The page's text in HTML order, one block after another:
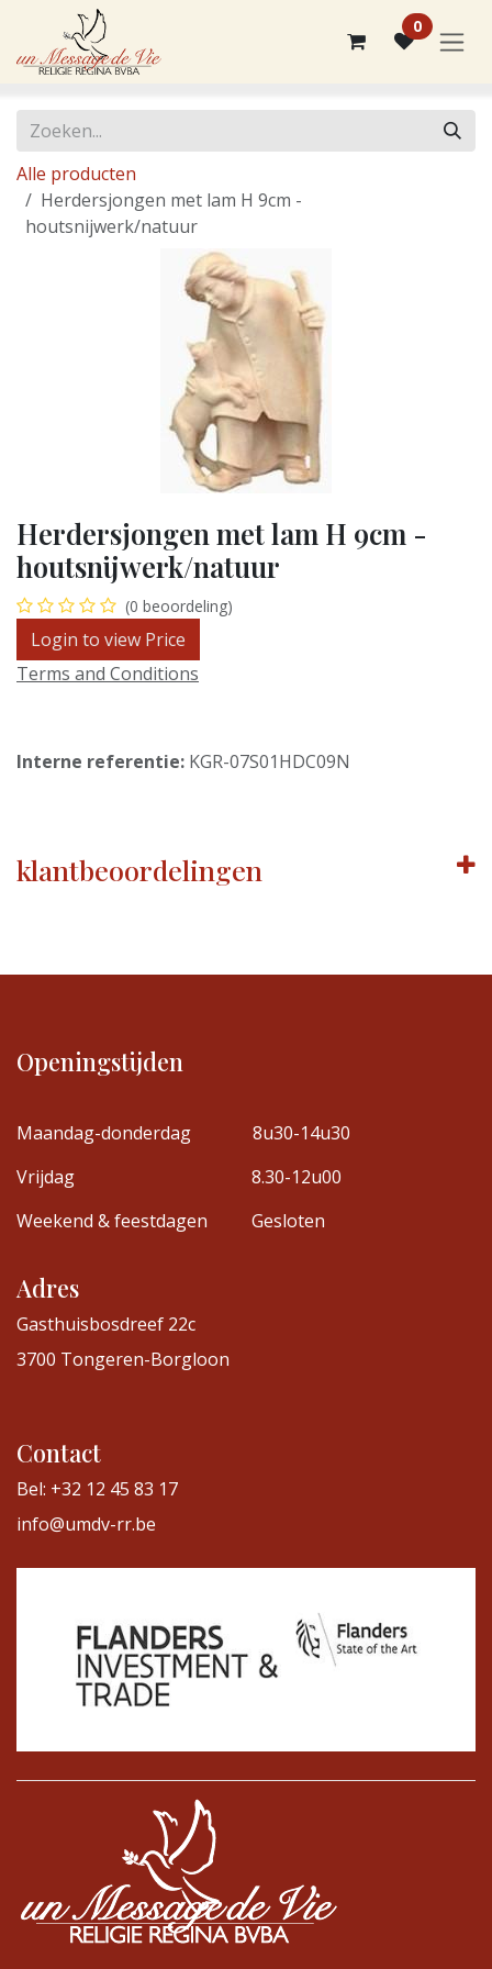
Overslaan naar inhoud
0
Alle producten
Herdersjongen met lam H 9cm -
houtsnijwerk/natuur
Herdersjongen met lam H 9cm -
houtsnijwerk/natuur
(0 beoordeling)
Login to view Price
Terms and Conditions
Interne referentie: KGR-07S01HDC09N
klantbeoordelingen
Openingstijden
Maandag-donderdag
8u30-14u30
Vrijdag
8.30-12u00
Weekend & feestdagen
Gesloten
Adres
Gasthuisbosdreef 22c
3700 Tongeren-Borgloon
Contact
Bel: +32 12 45 83 17
info@umdv-rr.be